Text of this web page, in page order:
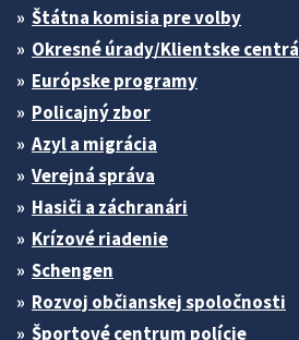
Štátna komisia pre volby
Okresné úrady/Klientske centrá
Európske programy
Policajný zbor
Azyl a migrácia
Verejná správa
Hasiči a záchranári
Krízové riadenie
Schengen
Rozvoj občianskej spoločnosti
Športové centrum polície